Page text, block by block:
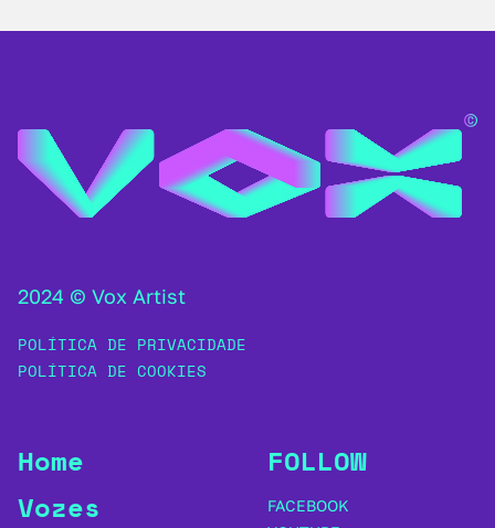
2024 © Vox Artist
POLÍTICA DE PRIVACIDADE
POLÍTICA DE COOKIES
Home
Vozes
FOLLOW
FACEBOOK